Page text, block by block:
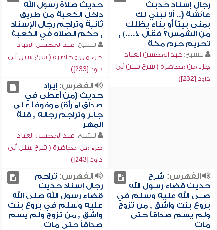
رجال إسناد حديث
عائشة (.. ألا نبني لك
بمنى بيتاً أو بناء يظلك
من الشمس؟ فقال لا....) ,
تحريم حرم مكة
للشيخ: عبد المحسن العباد
جزء من محاضرة ( شرح سنن أبي
داود [232])
حديث صلاة رسول الله
داخل الكعبة من طريق
ثانية وتراجم رجال الإسناد
, حكم الصلاة في الكعبة
للشيخ: عبد المحسن العباد
جزء من محاضرة ( شرح سنن أبي
داود [233])
الفهرس:إيراد
حديث (من أعطى في
صداق امرأة) موقوفاً على
جابر وتراجم رجاله , قلة
المهر
للشيخ: عبد المحسن العباد
جزء من محاضرة ( شرح سنن أبي
داود [243])
الفهرس: شرح
حديث قضاء رسول الله
صلى الله عليه وسلم في
بروع بنت واشق , من تزوج
ولم يسم صداقاً حتى
مات
الفهرس: تراجم
رجال إسناد حديث
قضاء رسول الله صلى الله
عليه وسلم في بروع بنت
واشق , من تزوج ولم يسم
صداقاً حتى مات